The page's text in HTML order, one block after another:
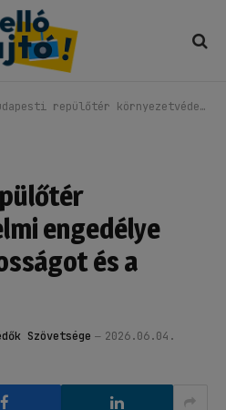
repülőtér környezetvédelmi engedélye nem védi a lakosságot és a környezetet
engedélye
és a
Szövetsége
2026.06.04.